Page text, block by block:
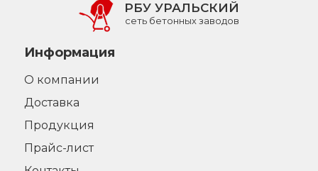
РБУ УРАЛЬСКИЙ
сеть бетонных заводов
Информация
О компании
Доставка
Продукция
Прайс-лист